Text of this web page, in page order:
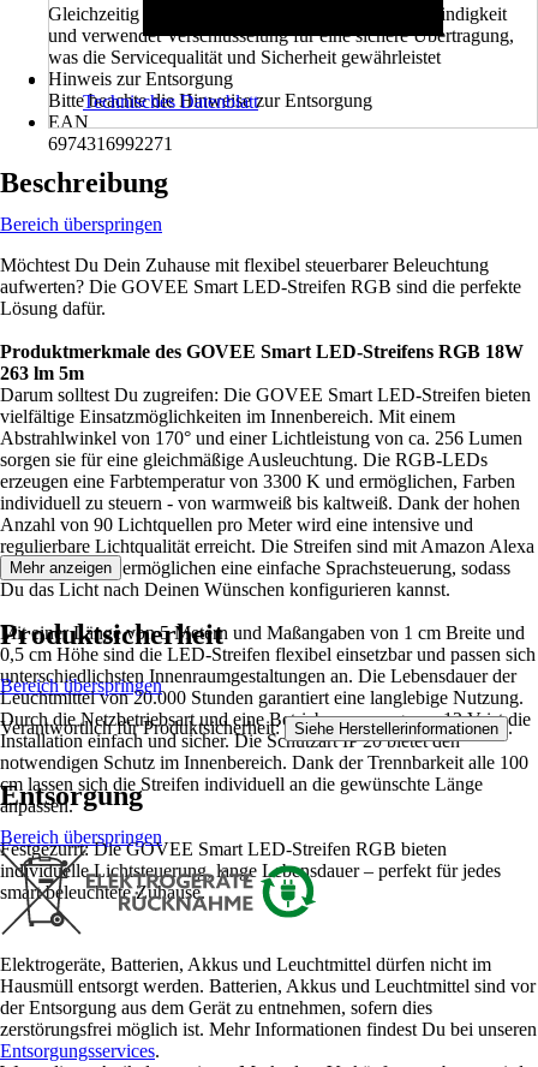
Gleichzeitig hat die API eine gute Reaktionsgeschwindigkeit
und verwendet Verschlüsselung für eine sichere Übertragung,
was die Servicequalität und Sicherheit gewährleistet
Hinweis zur Entsorgung
Bitte beachte die Hinweise zur Entsorgung
EAN
6974316992271
Technisches Datenblatt
Beschreibung
Bereich überspringen
Möchtest Du Dein Zuhause mit flexibel steuerbarer Beleuchtung
aufwerten? Die GOVEE Smart LED-Streifen RGB sind die perfekte
Lösung dafür.
Produktmerkmale des GOVEE Smart LED-Streifens RGB 18W
263 lm 5m
Darum solltest Du zugreifen: Die GOVEE Smart LED-Streifen bieten
vielfältige Einsatzmöglichkeiten im Innenbereich. Mit einem
Abstrahlwinkel von 170° und einer Lichtleistung von ca. 256 Lumen
sorgen sie für eine gleichmäßige Ausleuchtung. Die RGB-LEDs
erzeugen eine Farbtemperatur von 3300 K und ermöglichen, Farben
individuell zu steuern - von warmweiß bis kaltweiß. Dank der hohen
Anzahl von 90 Lichtquellen pro Meter wird eine intensive und
regulierbare Lichtqualität erreicht. Die Streifen sind mit Amazon Alexa
kompatibel und ermöglichen eine einfache Sprachsteuerung, sodass
Du das Licht nach Deinen Wünschen konfigurieren kannst.
Mit einer Länge von 5 Metern und Maßangaben von 1 cm Breite und
0,5 cm Höhe sind die LED-Streifen flexibel einsetzbar und passen sich
unterschiedlichsten Innenraumgestaltungen an. Die Lebensdauer der
Leuchtmittel von 20.000 Stunden garantiert eine langlebige Nutzung.
Durch die Netzbetriebsart und eine Betriebsspannung von 12 V ist die
Installation einfach und sicher. Die Schutzart IP 20 bietet den
notwendigen Schutz im Innenbereich. Dank der Trennbarkeit alle 100
cm lassen sich die Streifen individuell an die gewünschte Länge
anpassen.
Festgezurrt: Die GOVEE Smart LED-Streifen RGB bieten
individuelle Lichtsteuerung, lange Lebensdauer – perfekt für jedes
smart beleuchtete Zuhause.
Mehr anzeigen
Produktsicherheit
Bereich überspringen
Verantwortlich für Produktsicherheit: Siehe Herstellerinformationen .
Entsorgung
Bereich überspringen
Elektrogeräte, Batterien, Akkus und Leuchtmittel dürfen nicht im
Hausmüll entsorgt werden. Batterien, Akkus und Leuchtmittel sind vor
der Entsorgung aus dem Gerät zu entnehmen, sofern dies
zerstörungsfrei möglich ist. Mehr Informationen findest Du bei unseren
Entsorgungsservices.